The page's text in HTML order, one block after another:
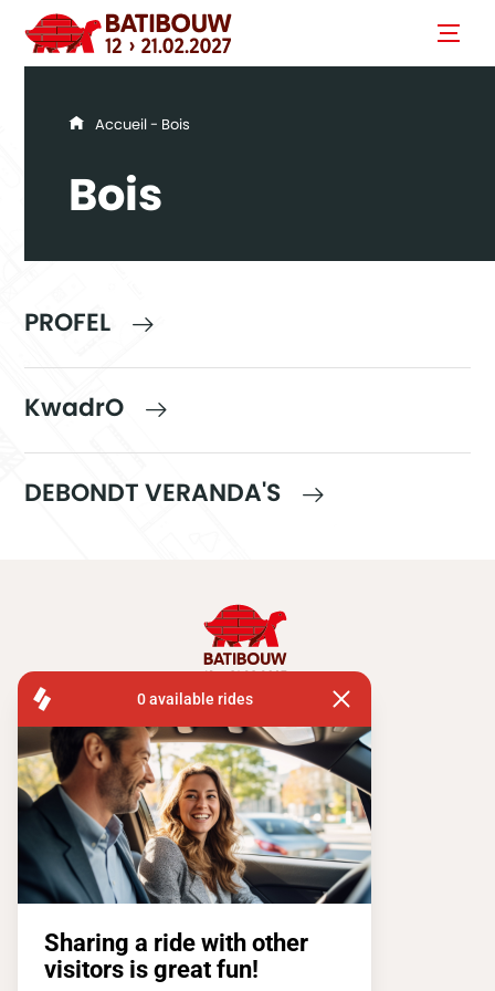
You are here
Accueil- Bois
Bois
PROFEL
KwadrO
DEBONDT VERANDA'S
FISA OPERATIONS
SQUARE DE L'ATOMIUM, 1 BP 505
1020 BRUXELLES
Tel:+ 32 2 663 14 01
Restons connectés !